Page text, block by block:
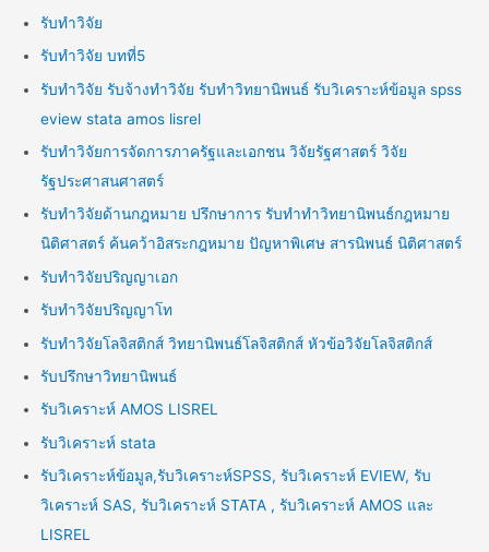
รับทำวิจัย
รับทำวิจัย บทที่5
รับทำวิจัย รับจ้างทำวิจัย รับทำวิทยานิพนธ์ รับวิเคราะห์ข้อมูล spss
eview stata amos lisrel
รับทำวิจัยการจัดการภาครัฐและเอกชน วิจัยรัฐศาสตร์ วิจัย
รัฐประศาสนศาสตร์
รับทำวิจัยด้านกฎหมาย ปรึกษาการ รับทำทำวิทยานิพนธ์กฎหมาย
นิติศาสตร์ ค้นคว้าอิสระกฎหมาย ปัญหาพิเศษ สารนิพนธ์ นิติศาสตร์
รับทำวิจัยปริญญาเอก
รับทำวิจัยปริญญาโท
รับทำวิจัยโลจิสติกส์ วิทยานิพนธ์โลจิสติกส์ หัวข้อวิจัยโลจิสติกส์
รับปรึกษาวิทยานิพนธ์
รับวิเคราะห์ AMOS LISREL
รับวิเคราะห์ stata
รับวิเคราะห์ข้อมูล,รับวิเคราะห์SPSS, รับวิเคราะห์ EVIEW, รับ
วิเคราะห์ SAS, รับวิเคราะห์ STATA , รับวิเคราะห์ AMOS และ
LISREL